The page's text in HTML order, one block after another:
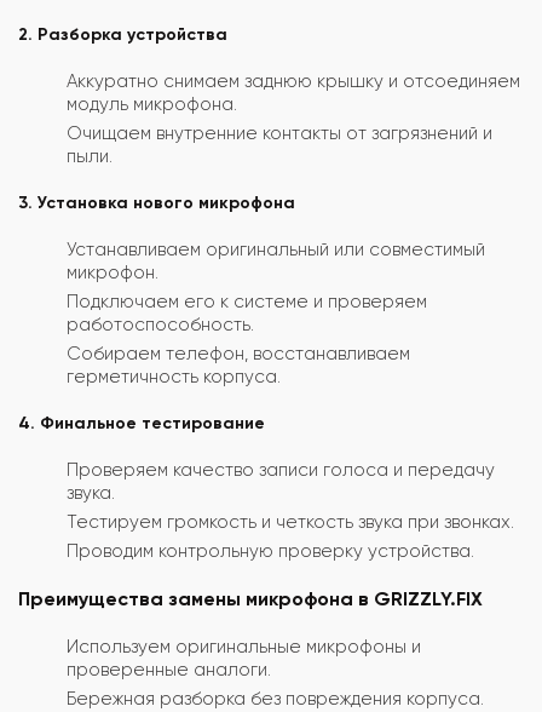
2. Разборка устройства
Аккуратно снимаем заднюю крышку и отсоединяем
модуль микрофона.
Очищаем внутренние контакты от загрязнений и
пыли.
3. Установка нового микрофона
Устанавливаем оригинальный или совместимый
микрофон.
Подключаем его к системе и проверяем
работоспособность.
Собираем телефон, восстанавливаем
герметичность корпуса.
4. Финальное тестирование
Проверяем качество записи голоса и передачу
звука.
Тестируем громкость и четкость звука при звонках.
Проводим контрольную проверку устройства.
Преимущества замены микрофона в GRIZZLY.FIX
Используем оригинальные микрофоны и
проверенные аналоги.
Бережная разборка без повреждения корпуса.